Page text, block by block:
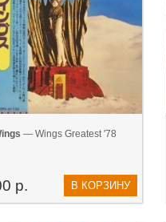
— Wings Greatest '78
р. В КОРЗИНУ